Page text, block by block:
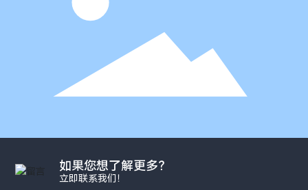
如果您想了解更多？
立即联系我们！